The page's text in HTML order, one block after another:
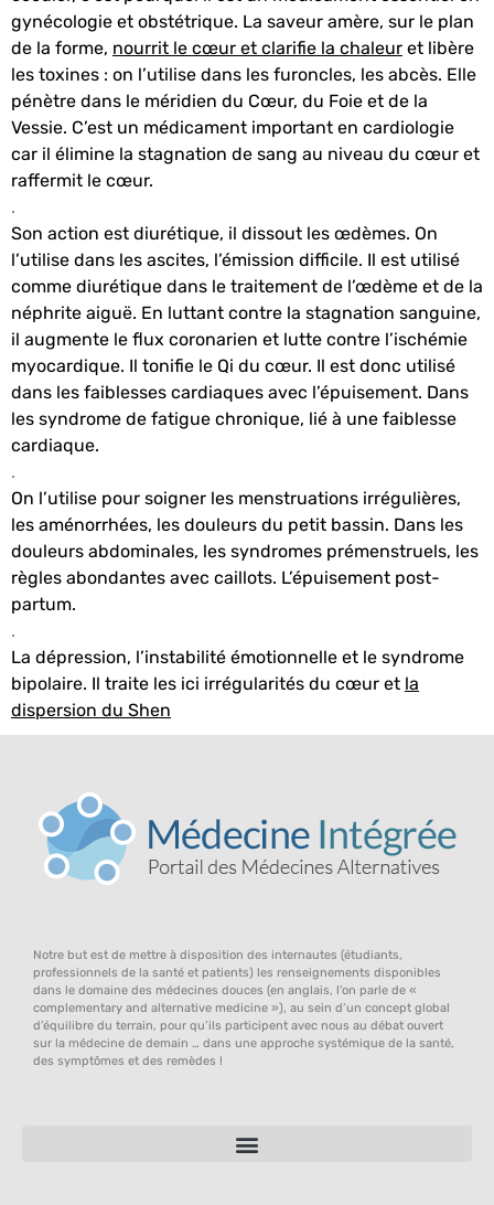
gynécologie et obstétrique. La saveur amère, sur le plan
de la forme, nourrit le cœur et clarifie la chaleur et libère
les toxines : on l’utilise dans les furoncles, les abcès. Elle
pénètre dans le méridien du Cœur, du Foie et de la
Vessie. C’est un médicament important en cardiologie
car il élimine la stagnation de sang au niveau du cœur et
raffermit le cœur.
.
Son action est diurétique, il dissout les œdèmes. On
l’utilise dans les ascites, l’émission difficile. Il est utilisé
comme diurétique dans le traitement de l’œdème et de la
néphrite aiguë. En luttant contre la stagnation sanguine,
il augmente le flux coronarien et lutte contre l’ischémie
myocardique. Il tonifie le Qi du cœur. Il est donc utilisé
dans les faiblesses cardiaques avec l’épuisement. Dans
les syndrome de fatigue chronique, lié à une faiblesse
cardiaque.
.
On l’utilise pour soigner les menstruations irrégulières,
les aménorrhées, les douleurs du petit bassin. Dans les
douleurs abdominales, les syndromes prémenstruels, les
règles abondantes avec caillots. L’épuisement post-
partum.
.
La dépression, l’instabilité émotionnelle et le syndrome
bipolaire. Il traite les ici irrégularités du cœur et la
dispersion du Shen
Notre but est de mettre à disposition des internautes (étudiants,
professionnels de la santé et patients) les renseignements disponibles
dans le domaine des médecines douces (en anglais, l’on parle de «
complementary and alternative medicine »), au sein d’un concept global
d’équilibre du terrain, pour qu’ils participent avec nous au débat ouvert
sur la médecine de demain … dans une approche systémique de la santé,
des symptômes et des remèdes !